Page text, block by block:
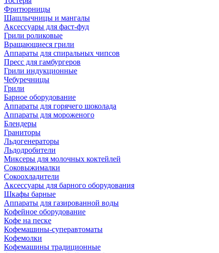
Фритюрницы
Шашлычницы и мангалы
Аксессуары для фаст-фуд
Грили роликовые
Вращающиеся грили
Аппараты для спиральных чипсов
Пресс для гамбургеров
Грили индукционные
Чебуречницы
Грили
Барное оборудование
Аппараты для горячего шоколада
Аппараты для мороженого
Блендеры
Граниторы
Льдогенераторы
Льдодробители
Миксеры для молочных коктейлей
Соковыжималки
Сокоохладители
Аксессуары для барного оборудования
Шкафы барные
Аппараты для газированной воды
Кофейное оборудование
Кофе на песке
Кофемашины-суперавтоматы
Кофемолки
Кофемашины традиционные